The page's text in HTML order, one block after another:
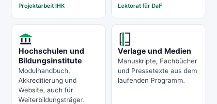
Projektarbeit IHK Lektorat für DaF
Hochschulen und
Bildungsinstitute
Modulhandbuch,
Akkreditierung und
Website, auch für
Weiterbildungsträger.
Verlage und Medien
Manuskripte, Fachbücher
und Pressetexte aus dem
laufenden Programm.